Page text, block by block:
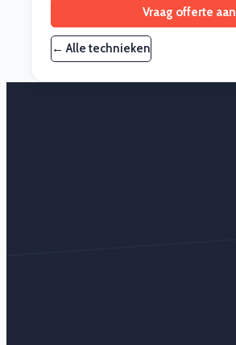
Vraag offerte aan
← Alle technieken